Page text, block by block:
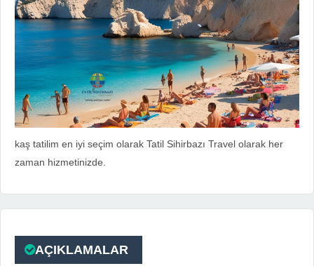
kaş tatilim en iyi seçim olarak Tatil Sihirbazı Travel olarak her
zaman hizmetinizde.
AÇIKLAMALAR